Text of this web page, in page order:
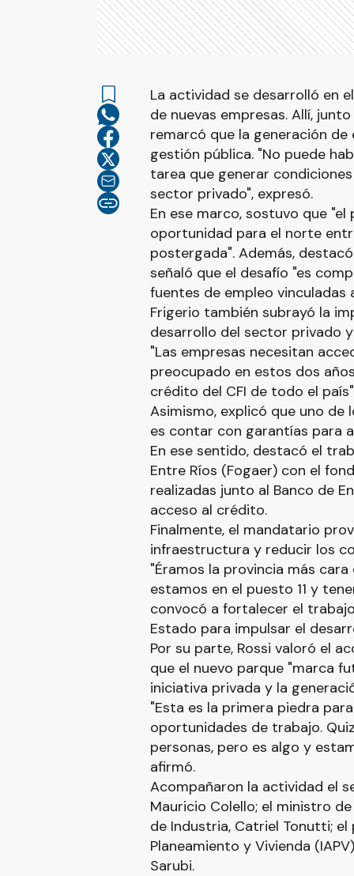
La actividad se desarrolló en
de nuevas empresas. Allí,
remarcó que la generación
gestión pública. "No puede
tarea que generar
sector privado", expresó.
En ese marco, sostuvo que
oportunidad para el norte
postergada". Además,
señaló que el desafío "es
fuentes de empleo vinculadas
Frigerio también subrayó la
desarrollo del sector privado
"Las empresas necesitan
preocupado en estos dos
crédito del CFI de todo el
Asimismo, explicó que uno de
es contar con garantías para
En ese sentido, destacó el
Entre Ríos (Fogaer) con el
realizadas junto al Banco de
acceso al crédito.
Finalmente, el mandatario
infraestructura y reducir los
"Éramos la provincia más
estamos en el puesto 11 y
convocó a fortalecer el
Estado para impulsar el
Por su parte, Rossi valoró el
que el nuevo parque "marca
iniciativa privada y la
"Esta es la primera piedra
oportunidades de trabajo.
personas, pero es algo y
afirmó.
Acompañaron la actividad el
Mauricio Colello; el ministro
de Industria, Catriel Tonutti;
Planeamiento y Vivienda
Sarubi.